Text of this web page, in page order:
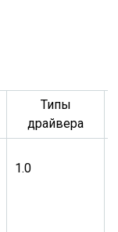
Типы
драйвера
1.0